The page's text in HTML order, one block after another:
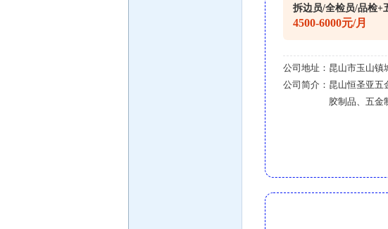
拆边员/全检员/品检+
4500-6000元/月
公司地址： 昆山市玉山镇
公司简介： 昆山恒圣亚五
胶制品、五金